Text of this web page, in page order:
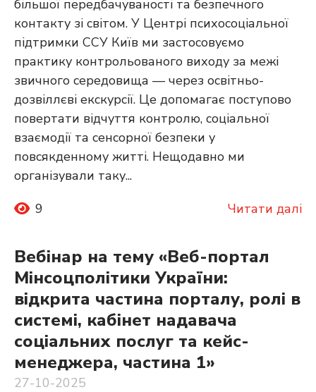
більшої передбачуваності та безпечного
контакту зі світом. У Центрі психосоціальної
підтримки ССУ Київ ми застосовуємо
практику контрольованого виходу за межі
звичного середовища — через освітньо-
дозвіллєві екскурсії. Це допомагає поступово
повертати відчуття контролю, соціальної
взаємодії та сенсорної безпеки у
повсякденному житті. Нещодавно ми
організували таку...
9
Читати далі
Вебінар на тему «Веб-портал
Мінсоцполітики України:
відкрита частина порталу, ролі в
системі, кабінет надавача
соціальних послуг та кейс-
менеджера, частина 1»
27-10-2025